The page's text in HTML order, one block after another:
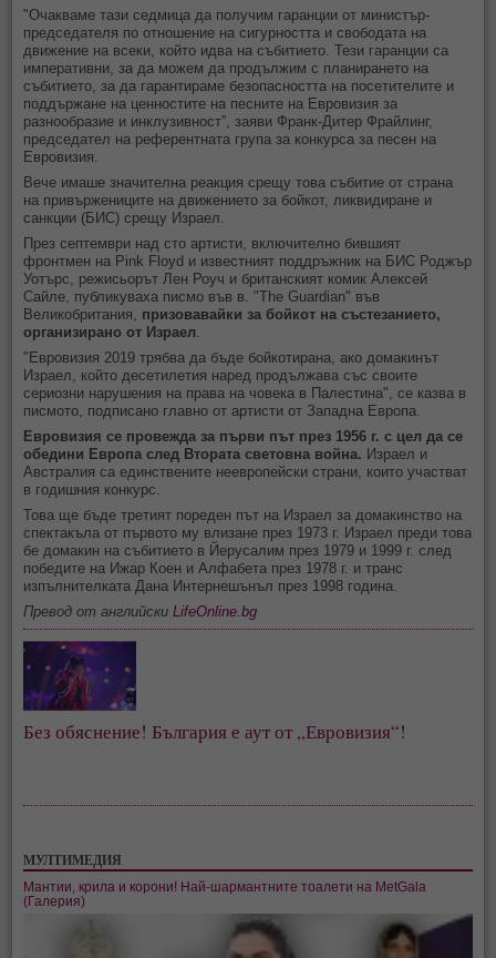
"Очакваме тази седмица да получим гаранции от министър-
председателя по отношение на сигурността и свободата на
движение на всеки, който идва на събитието. Тези гаранции са
императивни, за да можем да продължим с планирането на
събитието, за да гарантираме безопасността на посетителите и
поддържане на ценностите на песните на Евровизия за
разнообразие и инклузивност”, заяви Франк-Дитер Фрайлинг,
председател на референтната група за конкурса за песен на
Евровизия.
Вече имаше значителна реакция срещу това събитие от страна
на привържениците на движението за бойкот, ликвидиране и
санкции (БИС) срещу Израел.
През септември над сто артисти, включително бившият
фронтмен на Pink Floyd и известният поддръжник на БИС Роджър
Уотърс, режисьорът Лен Роуч и британският комик Алексей
Сайле, публикуваха писмо във в. "The Guardian" във
Великобритания, призовавайки за бойкот на състезанието,
организирано от Израел.
"Евровизия 2019 трябва да бъде бойкотирана, ако домакинът
Израел, който десетилетия наред продължава със своите
сериозни нарушения на права на човека в Палестина", се казва в
писмото, подписано главно от артисти от Западна Европа.
Евровизия се провежда за първи път през 1956 г. с цел да се
обедини Европа след Втората световна война. Израел и
Австралия са единствените неевропейски страни, които участват
в годишния конкурс.
Това ще бъде третият пореден път на Израел за домакинство на
спектакъла от първото му влизане през 1973 г. Израел преди това
бе домакин на събитието в Йерусалим през 1979 и 1999 г. след
победите на Ижар Коен и Алфабета през 1978 г. и транс
изпълнителката Дана Интернешънъл през 1998 година.
Превод от английски LifeOnline.bg
Без обяснение! България е аут от „Евровизия“!
МУЛТИМЕДИЯ
Мантии, крила и корони! Най-шармантните тоалети на MetGala
(Галерия)